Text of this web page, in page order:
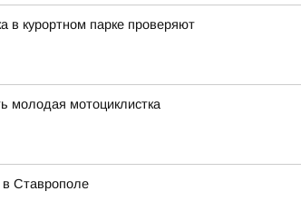
курортном парке проверяют
молодая мотоциклистка
в Ставрополе